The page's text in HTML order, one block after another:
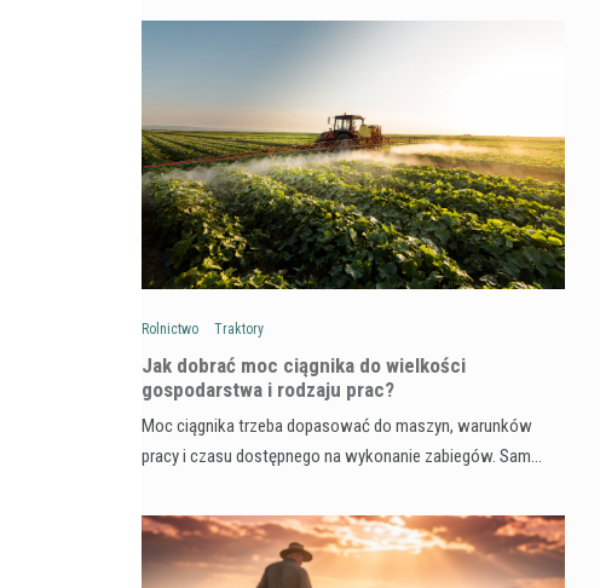
Rolnictwo Traktory
Jak dobrać moc ciągnika do wielkości
gospodarstwa i rodzaju prac?
Moc ciągnika trzeba dopasować do maszyn, warunków
pracy i czasu dostępnego na wykonanie zabiegów. Sam…